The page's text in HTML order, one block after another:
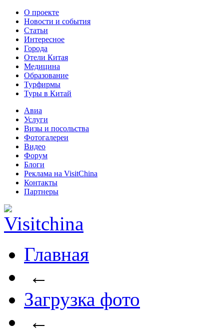
О проекте
Новости и события
Статьи
Интересное
Города
Отели Китая
Медицина
Образование
Турфирмы
Туры в Китай
Авиа
Услуги
Визы и посольства
Фотогалереи
Видео
Форум
Блоги
Реклама на VisitChina
Контакты
Партнеры
Главная
←
Загрузка фото
←